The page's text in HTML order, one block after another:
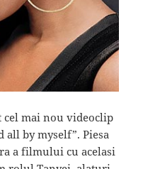
cel mai nou videoclip
all by myself”. Piesa
a filmului cu acelasi